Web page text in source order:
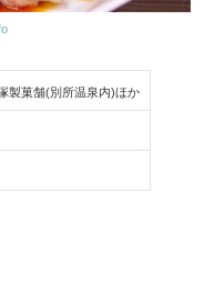
製菓舗(別所温泉内)ほか